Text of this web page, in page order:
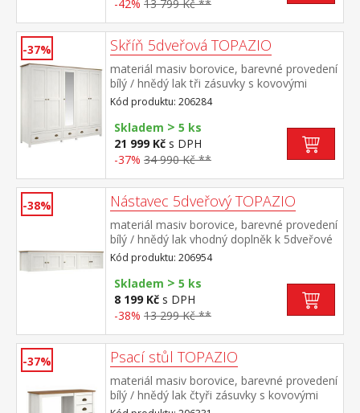
-42% 13 799 Kč **
-37% Skříň 5dveřová TOPAZIO
materiál masiv borovice, barevné provedení
bílý / hnědý lak tři zásuvky s kovovými
úchytkami a pojezdy v levé části 3 police, ve
střední a pravé části 1 police a kovová šatní
tyč, na středních dveřích je zrcadlo vhodný
doplněk 5dveřový nástavec TOPAZIO
206954
Kód produktu: 206284
Skladem > 5 ks
21 999 Kč s DPH
-37% 34 990 Kč **
-38% Nástavec 5dveřový TOPAZIO
materiál masiv borovice, barevné provedení
bílý / hnědý lak vhodný doplněk k 5dveřové
skříni TOPAZIO 206284
Kód produktu: 206954
Skladem > 5 ks
8 199 Kč s DPH
-38% 13 299 Kč **
-37% Psací stůl TOPAZIO
materiál masiv borovice, barevné provedení
bílý / hnědý lak čtyři zásuvky s kovovými
úchytkami a pojezdy